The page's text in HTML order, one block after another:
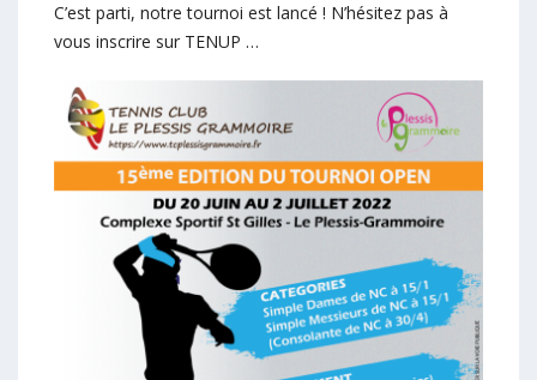
C’est parti, notre tournoi est lancé ! N’hésitez pas à
vous inscrire sur TENUP …